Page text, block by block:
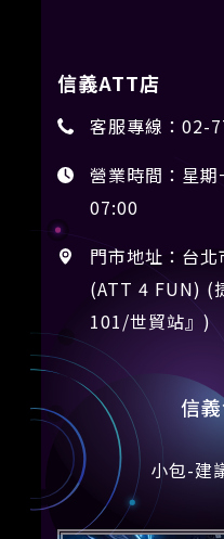
信義ATT店
客服專線： 02-
營業時間：星
07:00
門市地址：台
(ATT 4 FUN) (
101/世貿站』)
信
小包-建